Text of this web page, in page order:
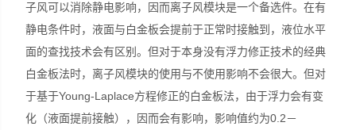
子风可以消除静电影响，因而离子风模块是一个备选件。在有
静电条件时，液面与白金板会提前于正常时接触到，液位水平
面的查找技术会有区别。但对于本身没有浮力修正技术的经典
白金板法时，离子风模块的使用与不使用影响不会很大。但对
于基于Young-Laplace方程修正的白金板法，由于浮力会有变
化（液面提前接触），因而会有影响，影响值约为0.2－